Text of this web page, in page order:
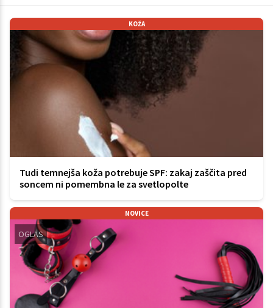
KOŽA
Tudi temnejša koža potrebuje SPF: zakaj zaščita pred
soncem ni pomembna le za svetlopolte
NOVICE
OGLAS